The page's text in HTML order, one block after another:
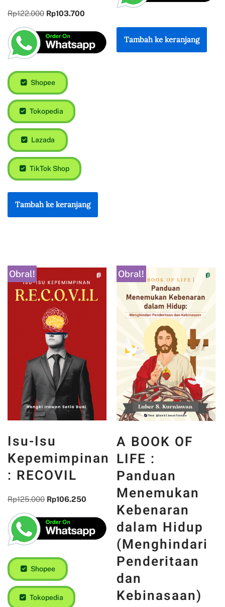
Rp122.000 Rp103.700
Shopee
Tokopedia
Lazada
TikTok Shop
Tambah ke keranjang
Tambah ke keranjang
Obral!
Isu-Isu
Kepemimpinan
: RECOVIL
Rp125.000 Rp106.250
Shopee
Tokopedia
Obral!
A BOOK OF
LIFE :
Panduan
Menemukan
Kebenaran
dalam Hidup
(Menghindari
Penderitaan
dan
Kebinasaan)